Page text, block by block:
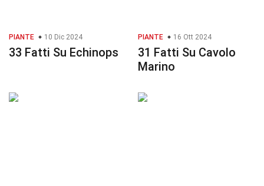
PIANTE 10 Dic 2024
33 Fatti Su Echinops
PIANTE 16 Ott 2024
31 Fatti Su Cavolo
Marino